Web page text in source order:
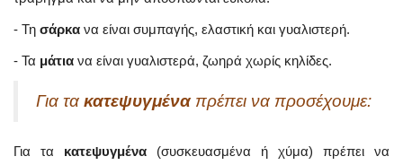
- Τη σάρκα να είναι συμπαγής, ελαστική και γυαλιστερή.
- Τα μάτια να είναι γυαλιστερά, ζωηρά χωρίς κηλίδες.
Για τα κατεψυγμένα πρέπει να προσέχουμε:
Για τα κατεψυγμένα (συσκευασμένα ή χύμα) πρέπει να